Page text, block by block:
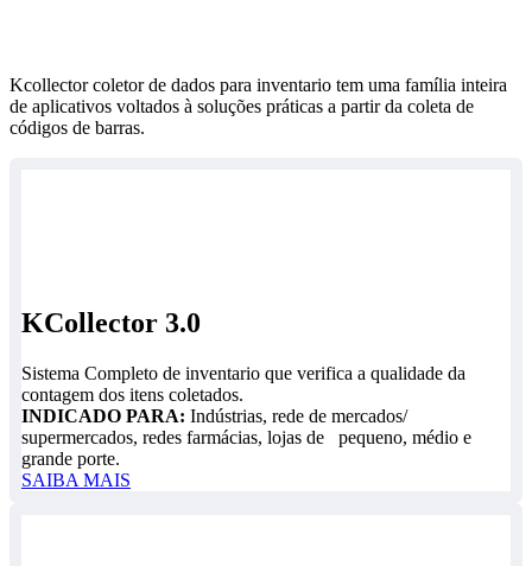
Kcollector coletor de dados para inventario tem uma família inteira
de aplicativos voltados à soluções práticas a partir da coleta de
códigos de barras.
KCollector 3.0
Sistema Completo de inventario que verifica a qualidade da
contagem dos itens coletados.
INDICADO PARA: Indústrias, rede de mercados/
supermercados, redes farmácias, lojas de pequeno, médio e
grande porte.
SAIBA MAIS